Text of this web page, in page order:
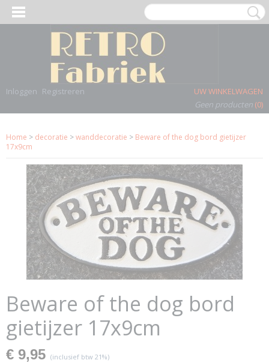
Inloggen Registreren
UW WINKELWAGEN
Geen producten (0)
Home > decoratie >wanddecoratie > Beware of the dog bord gietijzer
17x9cm
Beware of the dog bord
gietijzer 17x9cm
€ 9,95 (inclusief btw 21%)